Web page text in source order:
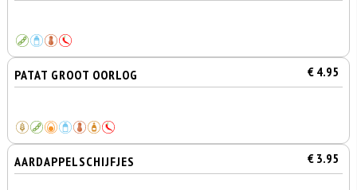
PATAT GROOT OORLOG € 4.95
AARDAPPELSCHIJFJES € 3.95